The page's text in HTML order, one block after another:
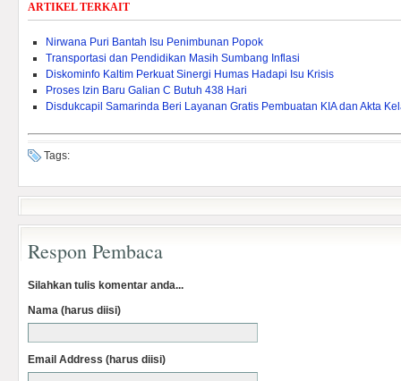
ARTIKEL TERKAIT
Nirwana Puri Bantah Isu Penimbunan Popok
Transportasi dan Pendidikan Masih Sumbang Inflasi
Diskominfo Kaltim Perkuat Sinergi Humas Hadapi Isu Krisis
Proses Izin Baru Galian C Butuh 438 Hari
Disdukcapil Samarinda Beri Layanan Gratis Pembuatan KIA dan Akta
Tags:
Respon Pembaca
Silahkan tulis komentar anda...
Nama (harus diisi)
Email Address (harus diisi)